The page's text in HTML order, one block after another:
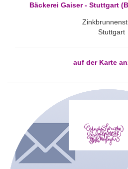
Bäckerei Gaiser - Stuttgart
Stuttgart
auf der Karte